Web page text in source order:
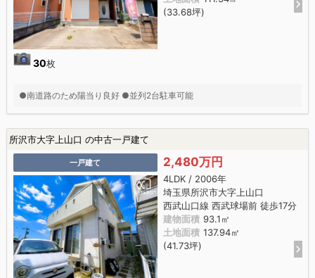
30枚
(33.68坪)
●南道路のため陽当り良好 ●並列2台駐車可能
所沢市大字上山口 の中古一戸建て
一戸建て 2,480万円
4LDK / 2006年
埼玉県所沢市大字上山口
西武山口線 西武球場前 徒歩17分
建物面積 93.1㎡
土地面積 137.94㎡
(41.73坪)